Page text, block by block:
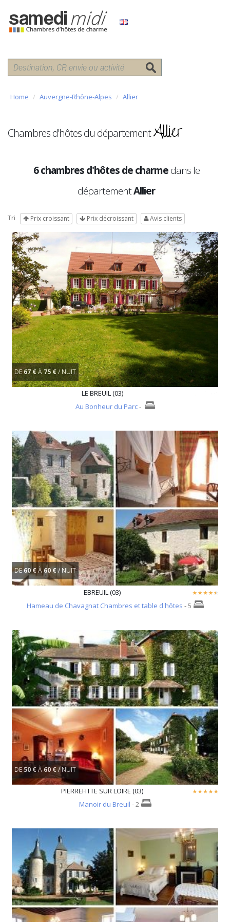
Home Auvergne-Rhône-Alpes Allier
Chambres d'hôtes du départementAllier
6 chambres d'hôtes de charmedans le
départementAllier
Tri Prix croissant Prix décroissant Avis clients
DE67 €À 75 €/ NUIT
LE BREUIL (03)
Au Bonheur du Parc-
DE60 €À 60 €/ NUIT
EBREUIL (03)
Hameau de Chavagnat Chambres et table d'hôtes - 5
DE 50 €À60 €/ NUIT
PIERREFITTE SUR LOIRE (03)
Manoir du Breuil - 2